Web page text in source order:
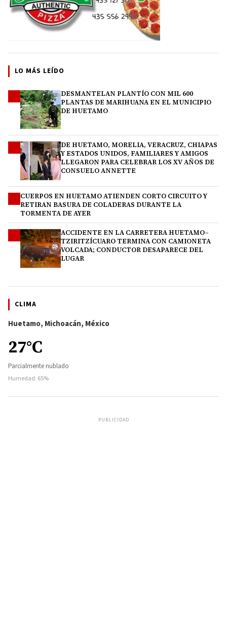
LO MÁS LEÍDO
DESMANTELAN PLANTÍO CON MIL 600
PLANTAS DE MARIHUANA EN EL MUNICIPIO
DE HUETAMO
DE HUETAMO, MORELIA, VERACRUZ, CHIAPAS
Y ESTADOS UNIDOS, FAMILIARES Y AMIGOS
LLEGARON PARA CELEBRAR LOS XV AÑOS DE
CONSUELO ANNETTE
CUERPOS EN HUETAMO ATIENDEN CORTO CIRCUITO Y
RETIRAN BASURA DE COLADERAS DURANTE LA
TORMENTA DE AYER
ACCIDENTE EN LA CARRETERA HUETAMO–
TZIRITZÍCUARO TERMINA CON CAMIONETA
VOLCADA; CONDUCTOR DESAPARECE DEL
LUGAR
CLIMA
Huetamo, Michoacán, México
27°C
Parcialmente nublado
Humedad: 65%
PUBLICIDAD